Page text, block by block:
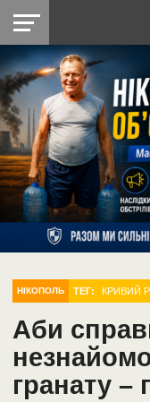
НІКОПОЛЬ
РАЙОН
СІЧЕСЛАВСЬКА
УКРАЇНА
РЕТРО
НІКОПОЛЬ
ЛАЙТ
УКРАЇНА
ДОПОМОГА
РАДІО
НІКОПОЛЬ ТЕГ: КРИВИЙ
Аби
гранату –